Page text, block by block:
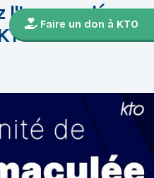
Faire un don à KTO
l'Immaculée
!